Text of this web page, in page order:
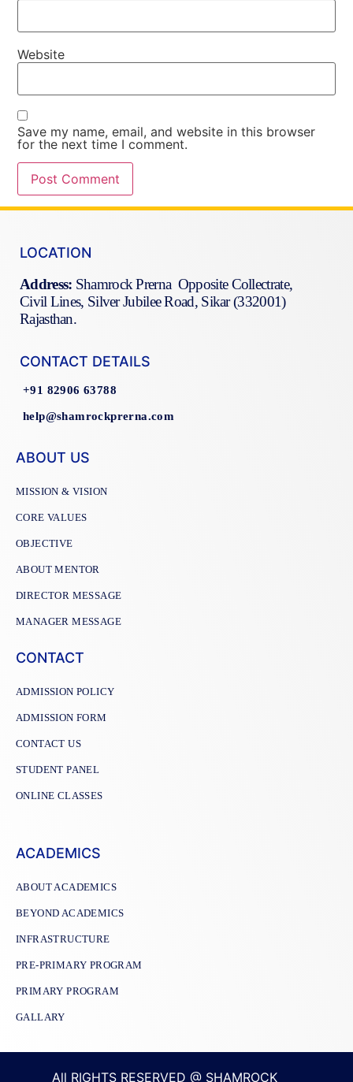
Website
Save my name, email, and website in this browser
for the next time I comment.
LOCATION
Address: Shamrock Prerna Opposite Collectrate,
Civil Lines, Silver Jubilee Road, Sikar (332001)
Rajasthan.
CONTACT DETAILS
+91 82906 63788
help@shamrockprerna.com
ABOUT US
MISSION & VISION
CORE VALUES
OBJECTIVE
ABOUT MENTOR
DIRECTOR MESSAGE
MANAGER MESSAGE
CONTACT
ADMISSION POLICY
ADMISSION FORM
CONTACT US
STUDENT PANEL
ONLINE CLASSES
ACADEMICS
ABOUT ACADEMICS
BEYOND ACADEMICS
INFRASTRUCTURE
PRE-PRIMARY PROGRAM
PRIMARY PROGRAM
GALLARY
All RIGHTS RESERVED @ SHAMROCK